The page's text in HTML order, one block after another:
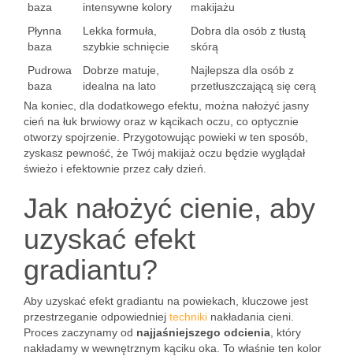
baza
intensywne kolory
makijażu
Płynna
baza
Lekka formuła,
szybkie schnięcie
Dobra dla osób z tłustą
skórą
Pudrowa
baza
Dobrze matuje,
idealna na lato
Najlepsza dla osób z
przetłuszczającą się cerą
Na koniec, dla dodatkowego efektu, można nałożyć jasny
cień na łuk brwiowy oraz w kącikach oczu, co optycznie
otworzy spojrzenie. Przygotowując powieki w ten sposób,
zyskasz pewność, że Twój makijaż oczu będzie wyglądał
świeżo i efektownie przez cały dzień.
Jak nałożyć cienie, aby
uzyskać efekt
gradiantu?
Aby uzyskać efekt gradiantu na powiekach, kluczowe jest
przestrzeganie odpowiedniej techniki nakładania cieni.
Proces zaczynamy od najjaśniejszego odcienia , który
nakładamy w wewnętrznym kąciku oka. To właśnie ten kolor